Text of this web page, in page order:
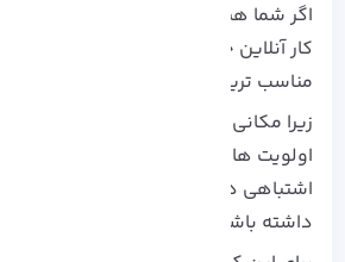
اگر شما هم تصمیم به تهیه سرور
کار آنلاین خود کرده اید، باید مطمئن
مناسب ترین لوکیشن برای شما فراهم
زیرا مکانی که انتخاب می کنید یکی از
اولویت ها در انتخاب
است
اشتباهی داشته باشید ممکن است
داشته باشد.